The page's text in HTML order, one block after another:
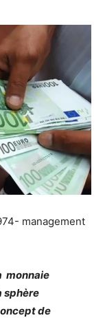
management
monnaie
sphère
de